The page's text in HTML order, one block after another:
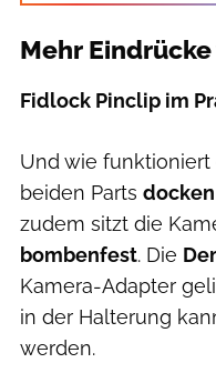
Mehr
Fidlock Pinclip im
Und wie funktioniert
beiden Parts
zudem sitzt die
bombenfest. Die
Kamera-Adapter
in der Halterung
werden.